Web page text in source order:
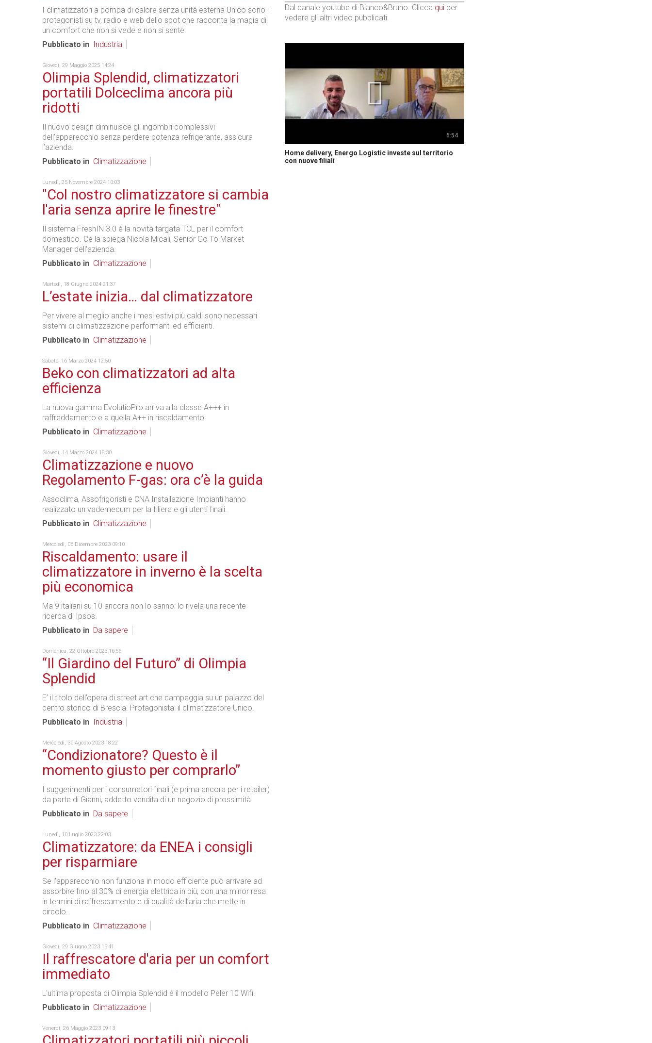
I climatizzatori a pompa di calore senza unità esterna Unico sono i
protagonisti su tv, radio e web dello spot che racconta la magia di
un comfort che non si vede e non si sente.
Pubblicato in
Industria
Giovedì, 29 Maggio 2025 14:24
Olimpia Splendid, climatizzatori
portatili Dolceclima ancora più
ridotti
Il nuovo design diminuisce gli ingombri complessivi
dell’apparecchio senza perdere potenza refrigerante, assicura
l’azienda.
Pubblicato in Climatizzazione
Lunedì, 25 Novembre 2024 10:03
"Col nostro climatizzatore si cambia
l'aria senza aprire le finestre"
Il sistema FreshIN 3.0 è la novità targata TCL per il comfort
domestico. Ce la spiega Nicola Micali, Senior Go To Market
Manager dell'azienda.
Pubblicato in Climatizzazione
Martedì, 18 Giugno 2024 21:37
L’estate inizia… dal climatizzatore
Per vivere al meglio anche i mesi estivi più caldi sono necessari
sistemi di climatizzazione performanti ed efficienti.
Pubblicato in Climatizzazione
Sabato, 16 Marzo 2024 12:50
Beko con climatizzatori ad alta
efficienza
La nuova gamma EvolutioPro arriva alla classe A+++ in
raffreddamento e a quella A++ in riscaldamento.
Pubblicato in Climatizzazione
Giovedì, 14 Marzo 2024 18:30
Climatizzazione e nuovo
Regolamento F-gas: ora c’è la guida
Assoclima, Assofrigoristi e CNA Installazione Impianti hanno
realizzato un vademecum per la filiera e gli utenti finali.
Pubblicato in Climatizzazione
Mercoledì, 06 Dicembre 2023 09:10
Riscaldamento: usare il
climatizzatore in inverno è la scelta
più economica
Ma 9 italiani su 10 ancora non lo sanno: lo rivela una recente
ricerca di Ipsos.
Pubblicato in Da sapere
Domenica, 22 Ottobre 2023 16:56
“Il Giardino del Futuro” di Olimpia
Splendid
E’ il titolo dell’opera di street art che campeggia su un palazzo del
centro storico di Brescia. Protagonista: il climatizzatore Unico.
Pubblicato in
Industria
Mercoledì, 30 Agosto 2023 18:22
“Condizionatore? Questo è il
momento giusto per comprarlo”
I suggerimenti per i consumatori finali (e prima ancora per i retailer)
da parte di Gianni, addetto vendita di un negozio di prossimità.
Pubblicato in Da sapere
Lunedì, 10 Luglio 2023 22:03
Climatizzatore: da ENEA i consigli
per risparmiare
Se l'apparecchio non funziona in modo efficiente può arrivare ad
assorbire fino al 30% di energia elettrica in più, con una minor resa
in termini di raffrescamento e di qualità dell’aria che mette in
circolo.
Pubblicato in Climatizzazione
Giovedì, 29 Giugno 2023 15:41
Il raffrescatore d'aria per un comfort
immediato
L'ultima proposta di Olimpia Splendid è il modello Peler 10 Wifi.
Pubblicato in Climatizzazione
Venerdì, 26 Maggio 2023 09:13
Dal canale youtube di Bianco&Bruno. Clicca qui per
vedere gli altri video pubblicati.
6:54
Home delivery, Energo Logistic investe sul territorio
con nuove filiali